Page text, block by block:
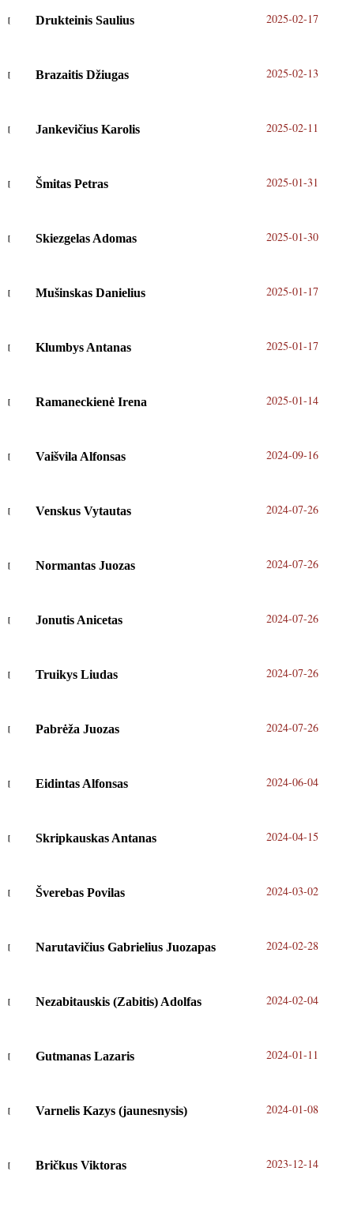
Drukteinis Saulius 2025-02-17
Brazaitis Džiugas 2025-02-13
Jankevičius Karolis 2025-02-11
Šmitas Petras 2025-01-31
Skiezgelas Adomas 2025-01-30
Mušinskas Danielius 2025-01-17
Klumbys Antanas 2025-01-17
Ramaneckienė Irena 2025-01-14
Vaišvila Alfonsas 2024-09-16
Venskus Vytautas 2024-07-26
Normantas Juozas 2024-07-26
Jonutis Anicetas 2024-07-26
Truikys Liudas 2024-07-26
Pabrėža Juozas 2024-07-26
Eidintas Alfonsas 2024-06-04
Skripkauskas Antanas 2024-04-15
Šverebas Povilas 2024-03-02
Narutavičius Gabrielius Juozapas 2024-02-28
Nezabitauskis (Zabitis) Adolfas 2024-02-04
Gutmanas Lazaris 2024-01-11
Varnelis Kazys (jaunesnysis) 2024-01-08
Bričkus Viktoras 2023-12-14